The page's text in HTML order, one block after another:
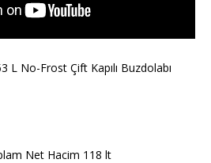
L No-Frost Çift Kapılı Buzdolabı
Net Hacim 118 lt